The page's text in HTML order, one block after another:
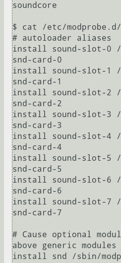
soundcore
$ cat /etc/
# autoloader aliases
install sound-slot-0 /
snd-card-0
install sound-slot-1 /
snd-card-1
install sound-slot-2 /
snd-card-2
install sound-slot-3 /
snd-card-3
install sound-slot-4 /
snd-card-4
install sound-slot-5 /
snd-card-5
install sound-slot-6 /
snd-card-6
install sound-slot-7 /
snd-card-7
# Cause optional
above generic modules
install snd /sbin/